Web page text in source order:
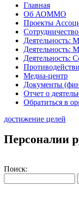
Главная
Об АОММО
Проекты
Деятельность:
Деятельность:
Деятельность:
Медиа-центр
Документы
Отчет о
Обратиться в
достижение целей
Персоналии
Поиск: